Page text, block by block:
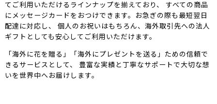
てご利用いただけるラインナップを揃えており、 すべての商品
にメッセージカードをおつけできます。お急ぎの際も最短翌日
配達に対応し、 個人のお祝いはもちろん、海外取引先への法人
ギフトとしても安心してご利用いただけます。
「海外に花を贈る」「海外にプレゼントを送る」ための信頼で
きるサービスとして、 豊富な実績と丁寧なサポートで大切な想
いを世界中へお届けします。